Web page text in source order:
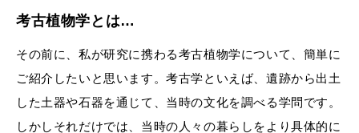
考古植物学とは…
その前に、私が研究に携わる考古植物学について、簡単に
ご紹介したいと思います。考古学といえば、遺跡から出土
した土器や石器を通じて、当時の文化を調べる学問です。
しかしそれだけでは、当時の人々の暮らしをより具体的に